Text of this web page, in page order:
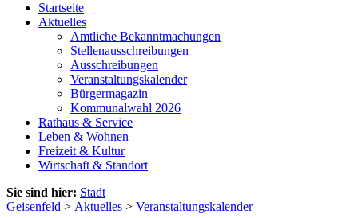
Startseite
Aktuelles
Amtliche Bekanntmachungen
Stellenausschreibungen
Ausschreibungen
Veranstaltungskalender
Bürgermagazin
Kommunalwahl 2026
Rathaus & Service
Leben & Wohnen
Freizeit & Kultur
Wirtschaft & Standort
Sie sind hier: Stadt
Geisenfeld > Aktuelles > Veranstaltungskalender